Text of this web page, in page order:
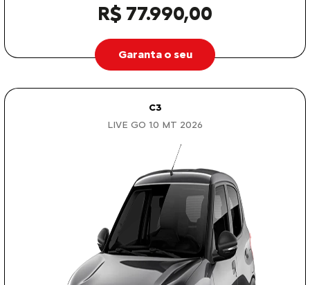
R$ 77.990,00
Garanta o seu
C3
LIVE GO 1.0 MT 2026